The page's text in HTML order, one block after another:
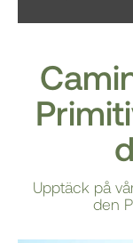
Upptäck på
den